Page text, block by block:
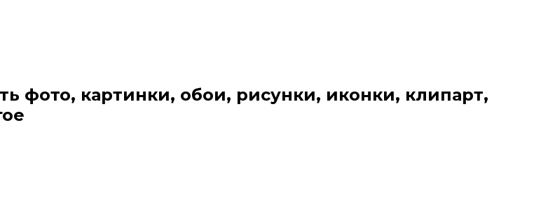
фото, картинки, обои, рисунки, иконки, клипарт,